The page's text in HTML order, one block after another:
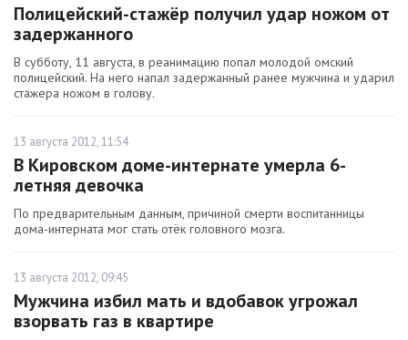
Полицейский-стажёр получил удар ножом от
задержанного
В субботу, 11 августа, в реанимацию попал молодой омский
полицейский. На него напал задержанный ранее мужчина и ударил
стажера ножом в голову.
13 августа 2012, 11:54
В Кировском доме-интернате умерла 6-
летняя девочка
По предварительным данным, причиной смерти воспитанницы
дома-интерната мог стать отёк головного мозга.
13 августа 2012, 09:45
Мужчина избил мать и вдобавок угрожал
взорвать газ в квартире